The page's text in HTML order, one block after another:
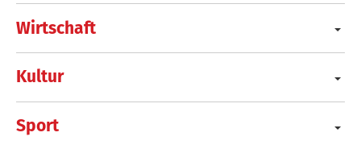
Wirtschaft
Kultur
Sport